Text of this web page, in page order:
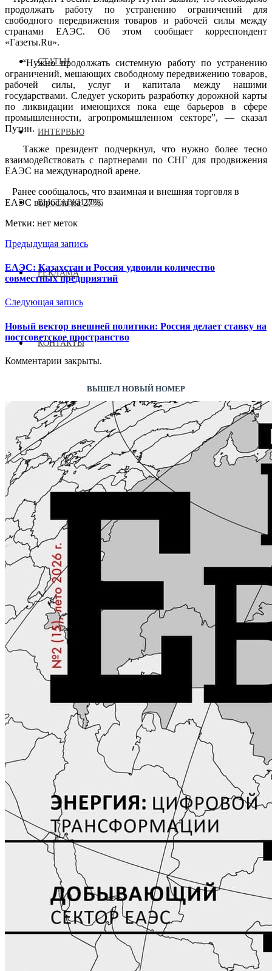
СТАТЬИ
ИНТЕРВЬЮ
ВЫСТАВКИ 2026
РЕКЛАМА
КОНТАКТЫ
продолжать работу по устранению ограничений для
свободного передвижения товаров и рабочей силы между
странами ЕАЭС. Об этом сообщает корреспондент
«Газеты.Ru».
“Нужно продолжать системную работу по устранению
ограничений, мешающих свободному передвижению товаров,
рабочей силы, услуг и капитала между нашими
государствами. Следует ускорить разработку дорожной карты
по ликвидации имеющихся пока еще барьеров в сфере
промышленности, агропромышленном секторе”, — сказал
Путин.
Также президент подчеркнул, что нужно более тесно
взаимодействовать с партнерами по СНГ для продвижения
ЕАЭС на международной арене.
Ранее сообщалось, что взаимная и внешняя торговля в
ЕАЭС выросла на 27%.
Метки: нет меток
Предыдущая запись
ЕАЭС: Казахстан и Россия удвоили количество
совместных предприятий
Следующая запись
Новый вектор внешней политики: Россия делает ставку на
постсоветское пространство
Комментарии закрыты.
ВЫШЕЛ НОВЫЙ НОМЕР